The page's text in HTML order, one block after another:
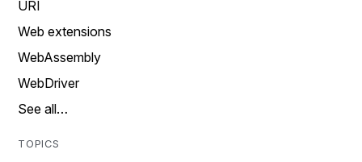
URI
Web extensions
WebAssembly
WebDriver
See all…
TOPICS